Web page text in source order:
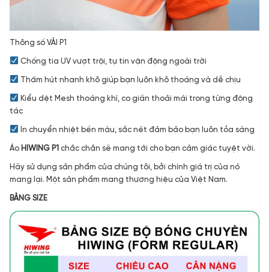
Thông số VẢI P1
Chống tia UV vượt trội, tự tin vận động ngoài trời
Thấm hút nhanh khô giúp bạn luôn khô thoáng và dễ chịu
Kiểu dệt Mesh thoáng khí, co giãn thoải mái trong từng động
tác
In chuyển nhiệt bền màu, sắc nét đảm bảo bạn luôn tỏa sáng
Áo HIWING P1 chắc chắn sẽ mang tới cho bạn cảm giác tuyệt vời.
Hãy sử dụng sản phẩm của chúng tôi, bởi chính giá trị của nó
mang lại. Một sản phẩm mang thương hiệu của Việt Nam.
BẢNG SIZE